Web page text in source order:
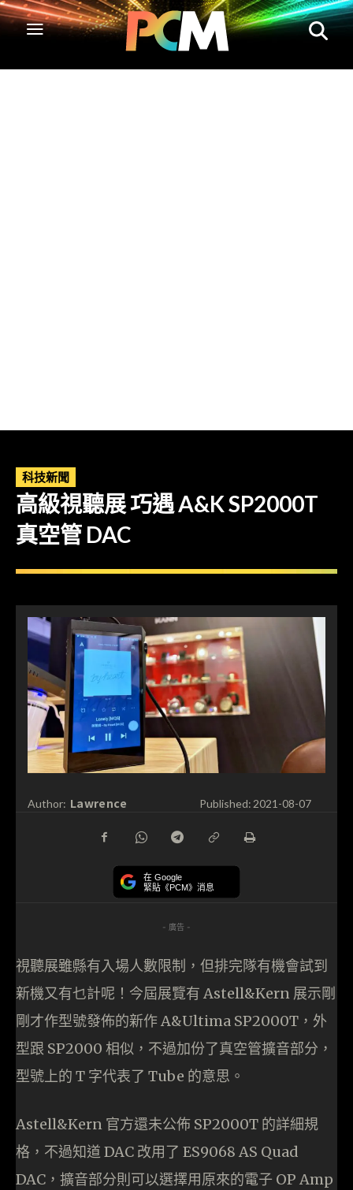
科技新聞
高級視聽展 巧遇 A&K SP2000T
真空管 DAC
Author: Lawrence Published:2021-08-07
在 Google
緊貼《PCM》消息
- 廣告 -
視聽展雖縣有入場人數限制，但排完隊有機會試到
新機又有乜計呢！今屆展覽有 Astell&Kern 展示剛
剛才作型號發佈的新作 A&Ultima SP2000T，外
型跟 SP2000 相似，不過加份了真空管擴音部分，
型號上的 T 字代表了 Tube 的意思。
Astell&Kern 官方還未公佈 SP2000T 的詳細規
格，不過知道 DAC 改用了 ES9068 AS Quad
DAC，擴音部分則可以選擇用原來的電子 OP Amp